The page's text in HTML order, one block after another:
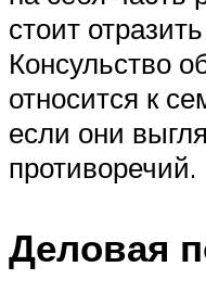
стоит
Консульство
относится к
если они
противоречий.
Деловая